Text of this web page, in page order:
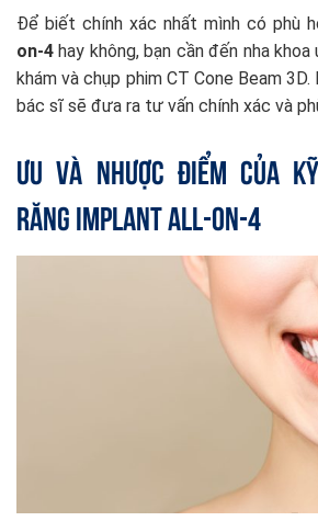
Để biết chính xác nhất mình có phù
on-4 hay không, bạn cần đến nha
khám và chụp phim CT Cone Beam
bác sĩ sẽ đưa ra tư vấn chính xác và
Ưu và Nhược Điểm Của
Răng Implant All-on-4